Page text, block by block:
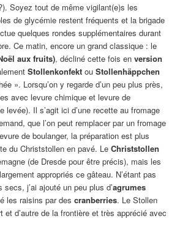
Soyez tout de même vigilant(e)s les
de glycémie restent fréquents et la brigade
quelques rondes supplémentaires durant
Ce matin, encore un grand classique : le
aux fruits), décliné cette fois enversion
Stollenkonfekt ouStollenhäppchen
». Lorsqu’on y regarde d’un peu plus près,
avec levure chimique et levure de
levée). Il s’agit ici d’une recette au fromage
que l’on peut remplacer par un fromage
de boulanger, la préparation est plus
du Christstollen en pavé. LeChriststollen
(de Dresde pour être précis), mais les
appropriés ce gâteau. N’étant pas
j’ai ajouté un peu plus d’agrumes
les raisins par descranberries. Le Stollen
et d’autre de la frontière et très apprécié avec